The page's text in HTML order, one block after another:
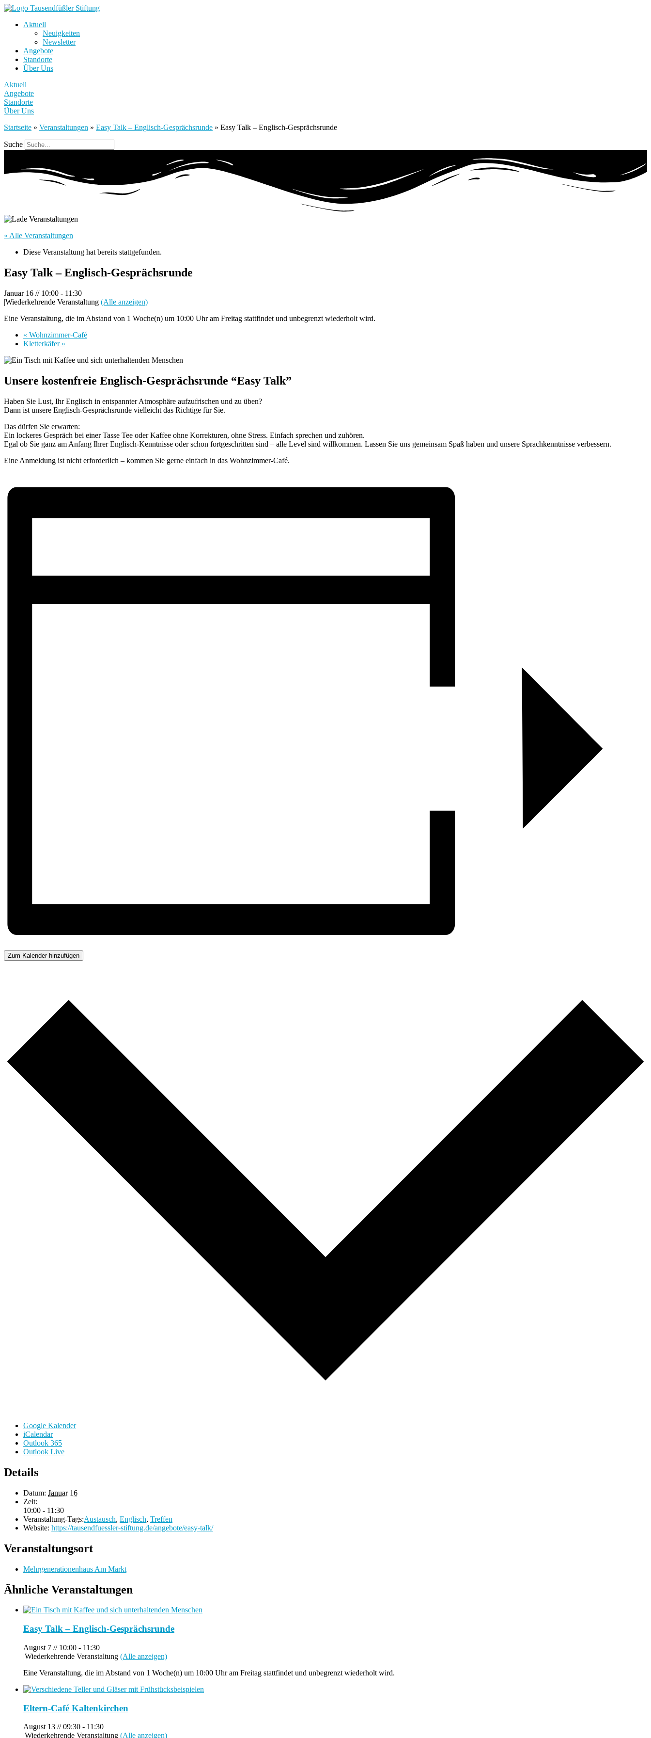
Aktuell
Neuigkeiten
Newsletter
Angebote
Standorte
Über Uns
Aktuell
Angebote
Standorte
Über Uns
Startseite » Veranstaltungen » Easy Talk – Englisch-Gesprächsrunde » Easy Talk – Englisch-Gesprächsrunde
Suche
« Alle Veranstaltungen
Diese Veranstaltung hat bereits stattgefunden.
Easy Talk – Englisch-Gesprächsrunde
Januar 16 // 10:00 - 11:30
|Wiederkehrende Veranstaltung (Alle anzeigen)
Eine Veranstaltung, die im Abstand von 1 Woche(n) um 10:00 Uhr am Freitag stattfindet und unbegrenzt wiederholt wird.
« Wohnzimmer-Café
Kletterkäfer »
Unsere kostenfreie Englisch-Gesprächsrunde “Easy Talk”
Haben Sie Lust, Ihr Englisch in entspannter Atmosphäre aufzufrischen und zu üben?
Dann ist unsere Englisch-Gesprächsrunde vielleicht das Richtige für Sie.
Das dürfen Sie erwarten:
Ein lockeres Gespräch bei einer Tasse Tee oder Kaffee ohne Korrekturen, ohne Stress. Einfach sprechen und zuhören.
Egal ob Sie ganz am Anfang Ihrer Englisch-Kenntnisse oder schon fortgeschritten sind – alle Level sind willkommen. Lassen Sie uns gemeinsam Spaß haben und unsere Sprachkenntnisse verbessern.
Eine Anmeldung ist nicht erforderlich – kommen Sie gerne einfach in das Wohnzimmer-Café.
Zum Kalender hinzufügen
Google Kalender
iCalendar
Outlook 365
Outlook Live
Details
Datum: Januar 16
Zeit:
10:00 - 11:30
Veranstaltung-Tags:Austausch, Englisch, Treffen
Website: https://tausendfuessler-stiftung.de/angebote/easy-talk/
Veranstaltungsort
Mehrgenerationenhaus Am Markt
Ähnliche Veranstaltungen
Easy Talk – Englisch-Gesprächsrunde
August 7 // 10:00 - 11:30
|Wiederkehrende Veranstaltung (Alle anzeigen)
Eine Veranstaltung, die im Abstand von 1 Woche(n) um 10:00 Uhr am Freitag stattfindet und unbegrenzt wiederholt wird.
Eltern-Café Kaltenkirchen
August 13 // 09:30 - 11:30
|Wiederkehrende Veranstaltung (Alle anzeigen)